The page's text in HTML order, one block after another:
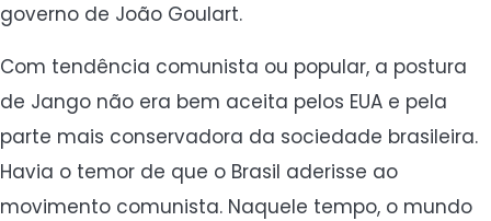
governo de João Goulart.
Com tendência comunista ou popular, a postura
de Jango não era bem aceita pelos EUA e pela
parte mais conservadora da sociedade brasileira.
Havia o temor de que o Brasil aderisse ao
movimento comunista. Naquele tempo, o mundo